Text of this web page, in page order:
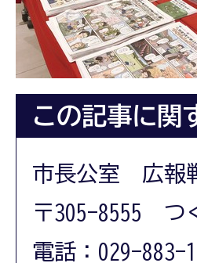
この記事に関
市長公室 広報
〒305-8555 つ
電話：029-